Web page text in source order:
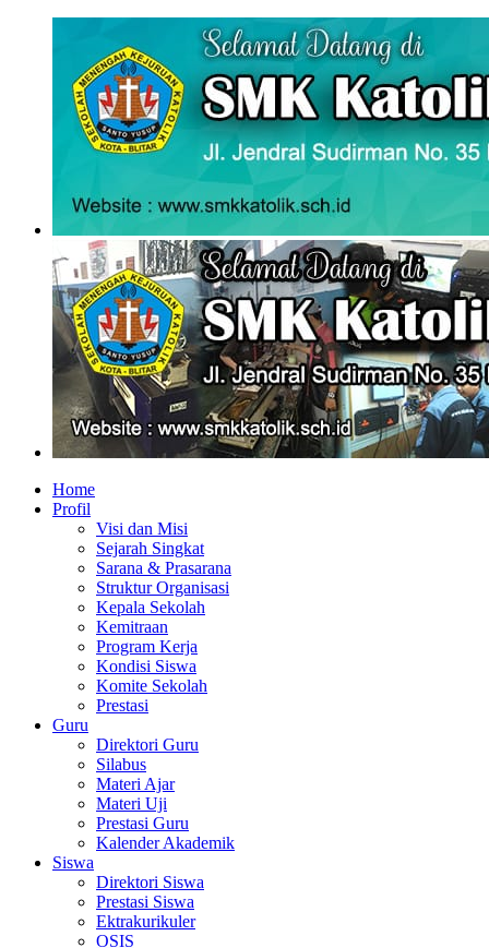
Home
Profil
Visi dan Misi
Sejarah Singkat
Sarana & Prasarana
Struktur Organisasi
Kepala Sekolah
Kemitraan
Program Kerja
Kondisi Siswa
Komite Sekolah
Prestasi
Guru
Direktori Guru
Silabus
Materi Ajar
Materi Uji
Prestasi Guru
Kalender Akademik
Siswa
Direktori Siswa
Prestasi Siswa
Ektrakurikuler
OSIS